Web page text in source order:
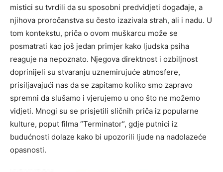
mistici su tvrdili da su sposobni predvidjeti događaje, a
njihova proročanstva su često izazivala strah, ali i nadu. U
tom kontekstu, priča o ovom muškarcu može se
posmatrati kao još jedan primjer kako ljudska psiha
reaguje na nepoznato. Njegova direktnost i ozbiljnost
doprinijeli su stvaranju uznemirujuće atmosfere,
prisiljavajući nas da se zapitamo koliko smo zapravo
spremni da slušamo i vjerujemo u ono što ne možemo
vidjeti. Mnogi su se prisjetili sličnih priča iz popularne
kulture, poput filma “Terminator”, gdje putnici iz
budućnosti dolaze kako bi upozorili ljude na nadolazeće
opasnosti.